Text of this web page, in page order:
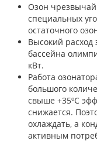
Озон
специальных
остаточного
Высокий расход
бассейна
кВт.
Работа
большого
свыше +35ºС
снижается.
охлаждать, а
активным